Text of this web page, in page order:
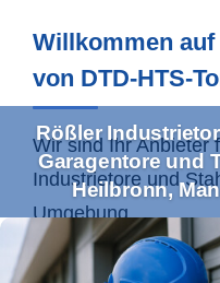
Rößler
Garagentore und
Heilbronn,
Willkommen
von DTD-HTS-
Wir sind Ihr Anbieter
Industrietore und
Umgebung.